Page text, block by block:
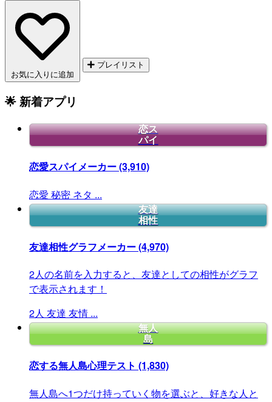
お気に入りに追加
プレイリスト
🌟 新着アプリ
恋ス
パイ
恋愛スパイメーカー(3,910)
恋愛 秘密 ネタ ...
友達
相性
友達相性グラフメーカー(4,970)
2人の名前を入力すると、友達としての相性がグラフ
で表示されます！
2人 友達 友情 ...
無人
島
恋する無人島心理テスト (1,830)
無人島へ1つだけ持っていく物を選ぶと、好きな人と